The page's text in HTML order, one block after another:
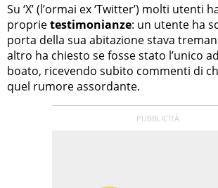
Su ‘X’ (l’ormai ex ‘Twitter’) molti
proprietestimonianze: un utente ha
porta della sua abitazione stava
altro ha chiesto se fosse stato l’unico
boato, ricevendo subito commenti di
quel rumore assordante.